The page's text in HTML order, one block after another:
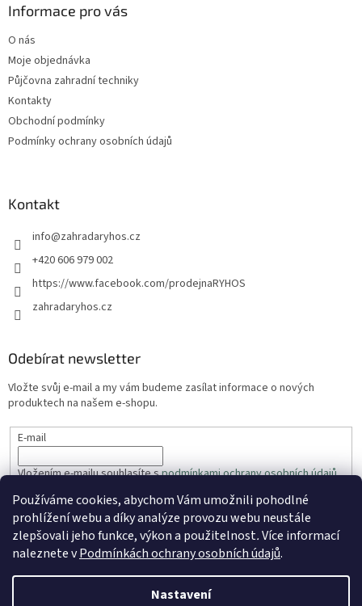
Používáme cookies, abychom Vám umožnili pohodlné
prohlížení webu a díky analýze provozu webu neustále
zlepšovali jeho funkce, výkon a použitelnost.Více informací
naleznete vPodmínkách ochrany osobních údajů.
Nastavení
Informace pro vás
O nás
Moje objednávka
Půjčovna zahradní techniky
Kontakty
Obchodní podmínky
Podmínky ochrany osobních údajů
Kontakt
info@zahradaryhos.cz
+420 606 979 002
https://www.facebook.com/prodejnaRYHOS
zahradaryhos.cz
Odebírat newsletter
Vložte svůj e-mail a my vám budeme zasílat informace o nových
produktech na našem e-shopu.
E-mail
Vložením e-mailu souhlasíte spodmínkami ochrany osobních údajů
PŘIHLÁSIT SE